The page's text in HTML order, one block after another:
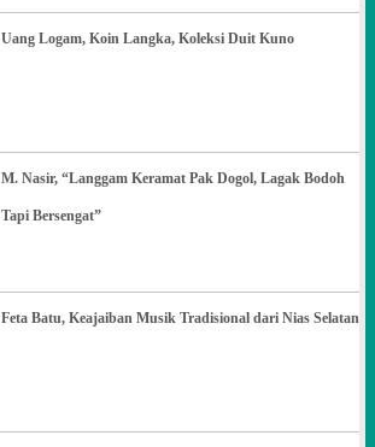
Uang Logam, Koin Langka, Koleksi Duit Kuno
M. Nasir, “Langgam Keramat Pak Dogol, Lagak Bodoh
Tapi Bersengat”
Feta Batu, Keajaiban Musik Tradisional dari Nias Selatan